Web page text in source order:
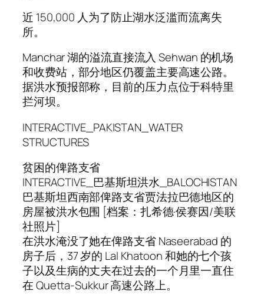
近 150,000 人为了防止湖水泛滥而流离失
所。
Manchar 湖的溢流直接流入 Sehwan 的机场
和收费站，部分地区仍覆盖主要高速公路。
据洪水预报部称，目前的压力点位于科特里
拦河坝。
INTERACTIVE_PAKISTAN_WATER
STRUCTURES
贫困的俾路支省
INTERACTIVE_巴基斯坦洪水_BALOCHISTAN
巴基斯坦西南部俾路支省贾法拉巴德地区的
房屋被洪水包围 [档案：扎希德·侯赛因/美联
社照片]
在洪水淹没了她在俾路支省 Naseerabad 的
房子后，37 岁的 Lal Khatoon 和她的七个孩
子以及生病的丈夫在过去的一个月里一直住
在 Quetta-Sukkur 高速公路上。